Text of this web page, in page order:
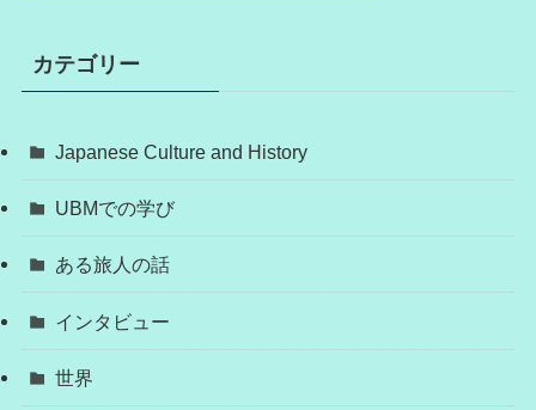
カテゴリー
Japanese Culture and History
UBMでの学び
ある旅人の話
インタビュー
世界